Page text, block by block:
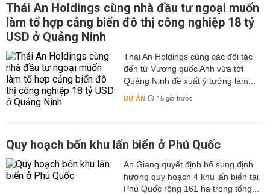
Thái An Holdings cùng nhà đầu tư ngoại muốn
làm tổ hợp cảng biển đô thị công nghiệp 18 tỷ
USD ở Quảng Ninh
Thái An Holdings cùng các đối tác
đến từ Vương quốc Anh vừa tới
Quảng Ninh đề xuất ý tưởng làm...
DỰ ÁN 15 giờ trước
Quy hoạch bốn khu lấn biển ở Phú Quốc
An Giang quyết định bổ sung định
hướng quy hoạch 4 khu lấn biển tại
Phú Quốc rộng 161 ha trong tổng...